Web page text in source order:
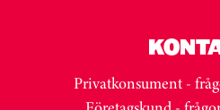
Privatkonsument -